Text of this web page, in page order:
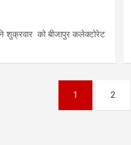
ने शुक्रवार को बीजापुर कलेक्टोरेट
1 2